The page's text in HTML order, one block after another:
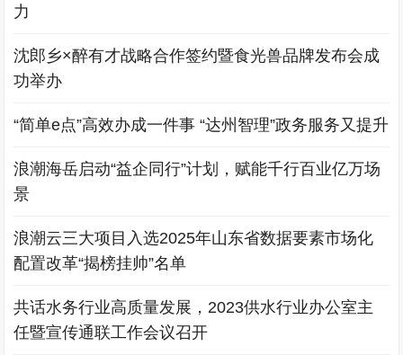
力
沈郎乡×醉有才战略合作签约暨食光兽品牌发布会成
功举办
“简单e点”高效办成一件事 “达州智理”政务服务又提升
浪潮海岳启动“益企同行”计划，赋能千行百业亿万场
景
浪潮云三大项目入选2025年山东省数据要素市场化
配置改革“揭榜挂帅”名单
共话水务行业高质量发展，2023供水行业办公室主
任暨宣传通联工作会议召开